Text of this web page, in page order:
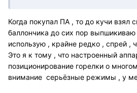
Когда покупал ПА , то до кучи взял
баллончика до сих пор
использую , крайне редко , спрей ,
Это я к тому , что настроенный
позиционирование горелки о
внимание серьёзные режимы , у